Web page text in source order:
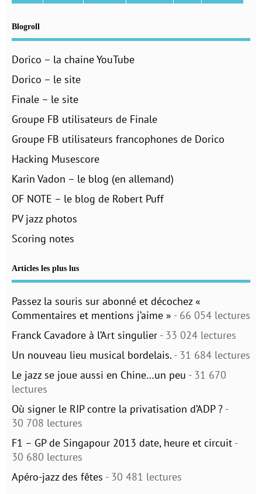
Blogroll
Dorico – la chaine YouTube
Dorico – le site
Finale – le site
Groupe FB utilisateurs de Finale
Groupe FB utilisateurs francophones de Dorico
Hacking Musescore
Karin Vadon – le blog (en allemand)
OF NOTE – le blog de Robert Puff
PV jazz photos
Scoring notes
Articles les plus lus
Passez la souris sur abonné et décochez «
Commentaires et mentions j’aime » - 66 054 lectures
Franck Cavadore à l’Art singulier - 33 024 lectures
Un nouveau lieu musical bordelais. - 31 684 lectures
Le jazz se joue aussi en Chine…un peu - 31 670
lectures
Où signer le RIP contre la privatisation d’ADP ? -
30 708 lectures
F1 – GP de Singapour 2013 date, heure et circuit -
30 680 lectures
Apéro-jazz des fêtes - 30 481 lectures